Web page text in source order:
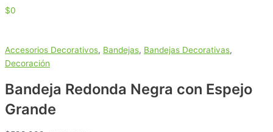
$0
Accesorios Decorativos, Bandejas, Bandejas Decorativas,
Decoración
Bandeja Redonda Negra con Espejo
Grande